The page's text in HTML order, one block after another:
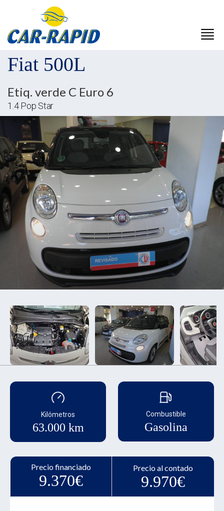
Fiat 500L
Etiq. verde C Euro 6
1.4 Pop Star
Kilómetros
63.000 km
Combustible
Gasolina
Precio financiado
9.370€
Precio al contado
9.970€